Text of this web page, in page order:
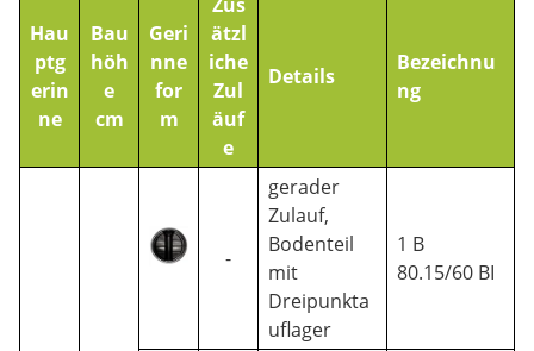
Hau
ptg
erin
ne
Bau
höh
e
cm
Geri
nne
for
m
ätzl
iche
Zul
äuf
e
Details
Bezeichnu
ng
-
gerader
Zulauf,
Bodenteil
mit
Dreipunkta
uflager
1 B
80.15/60 BI